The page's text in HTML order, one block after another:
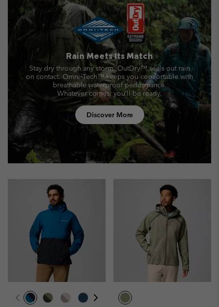
Rain Meets Its Match
Stay dry through any storm. OutDry™ seals out rain
on contact. Omni‑Tech™ keeps you comfortable with
breathable waterproof performance.
Whatever comes, you’ll be ready.
Discover More